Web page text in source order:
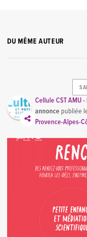
DU MÊME AUTEUR
Cellule CST AMU
annonce publiée
Provence-Alpes-